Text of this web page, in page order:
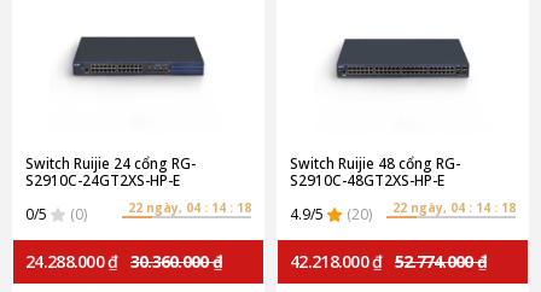
Switch Ruijie 24 cổng RG-
S2910C-24GT2XS-HP-E
0/5
(0) 22 ngày, 04 : 14 : 18
24.288.000 ₫ 30.360.000 ₫
Switch Ruijie 48 cổng RG-
S2910C-48GT2XS-HP-E
4.9/5
(20) 22 ngày, 04 : 14 : 18
42.218.000 ₫ 52.774.000 ₫